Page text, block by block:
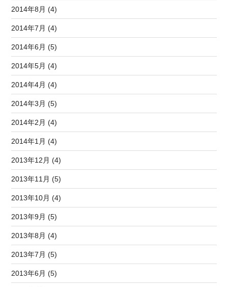
2014年8月 (4)
2014年7月 (4)
2014年6月 (5)
2014年5月 (4)
2014年4月 (4)
2014年3月 (5)
2014年2月 (4)
2014年1月 (4)
2013年12月 (4)
2013年11月 (5)
2013年10月 (4)
2013年9月 (5)
2013年8月 (4)
2013年7月 (5)
2013年6月 (5)